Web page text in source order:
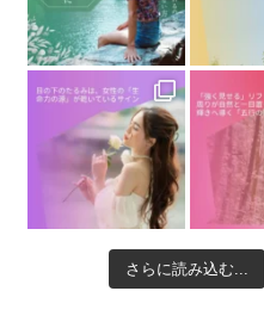
さらに読み込む...